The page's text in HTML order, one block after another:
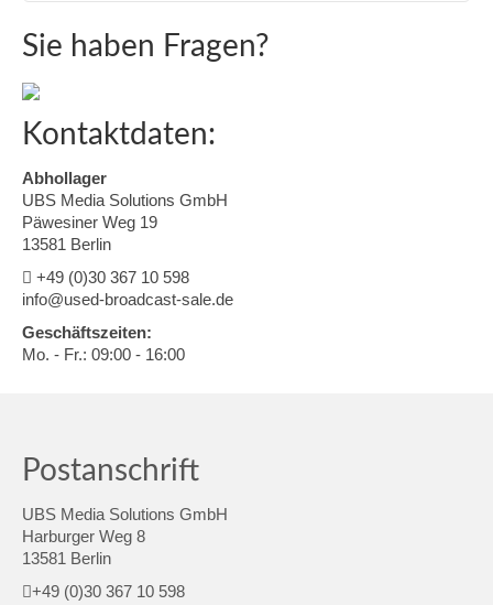
Sie haben Fragen?
Kontaktdaten:
Abhollager
UBS Media Solutions GmbH
Päwesiner Weg 19
13581 Berlin
+49 (0)30 367 10 598
info@used-broadcast-sale.de
Geschäftszeiten:
Mo. - Fr.: 09:00 - 16:00
Postanschrift
UBS Media Solutions GmbH
Harburger Weg 8
13581 Berlin
+49 (0)30 367 10 598